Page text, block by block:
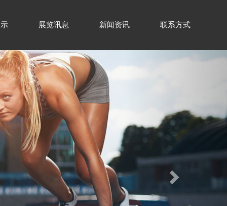
展览讯息 新闻资讯 联系方式